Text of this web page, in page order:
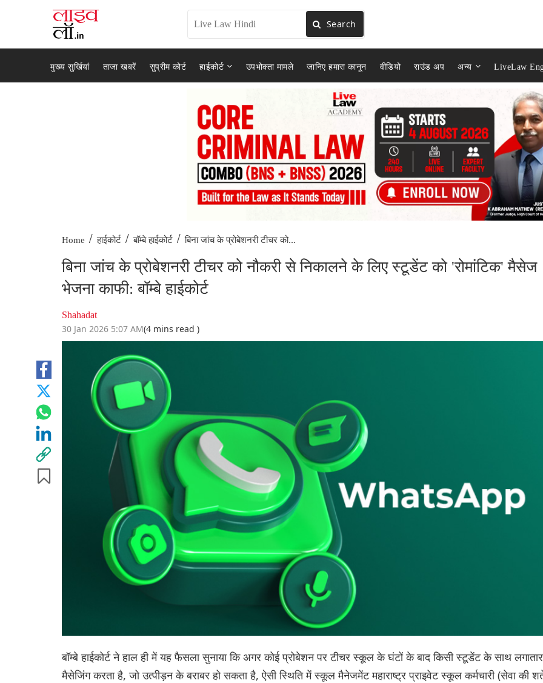
Search
मुख्य सुर्खियां ताजा खबरें सुप्रीम कोर्ट हाईकोर्ट उपभोक्ता मामले जानिए हमारा कानून वीडियो राउंड अप अन्य LiveLaw
Home / हाईकोर्ट / बॉम्बे हाईकोर्ट / बिना जांच के प्रोबेशनरी टीचर को...
बिना जांच के प्रोबेशनरी टीचर को नौकरी से निकालने के लिए स्टूडेंट को 'रोमांटिक' मैसेज
भेजना काफी: बॉम्बे हाईकोर्ट
Shahadat
30 Jan 2026 5:07 AM(4 mins read )
बॉम्बे हाईकोर्ट ने हाल ही में यह फैसला सुनाया कि अगर कोई प्रोबेशन पर टीचर स्कूल के घंटों के बाद किसी स्टूडेंट के साथ लगातार
मैसेजिंग करता है, जो उत्पीड़न के बराबर हो सकता है, ऐसी स्थिति में स्कूल मैनेजमेंट महाराष्ट्र प्राइवेट स्कूल कर्मचारी (सेवा की